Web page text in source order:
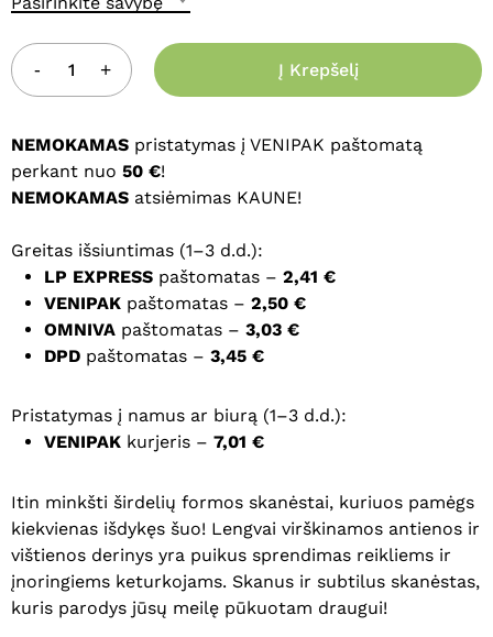
Į Krepšelį
NEMOKAMAS pristatymas į VENIPAK paštomatą
perkant nuo 50 €!
NEMOKAMAS atsiėmimas KAUNE!
Greitas išsiuntimas (1–3 d.d.):
LP EXPRESS paštomatas – 2,41 €
VENIPAK paštomatas – 2,50 €
OMNIVA paštomatas – 3,03 €
DPD paštomatas – 3,45 €
Pristatymas į namus ar biurą (1–3 d.d.):
VENIPAK kurjeris – 7,01 €
Itin minkšti širdelių formos skanėstai, kuriuos pamėgs
kiekvienas išdykęs šuo! Lengvai virškinamos antienos ir
vištienos derinys yra puikus sprendimas reikliems ir
įnoringiems keturkojams. Skanus ir subtilus skanėstas,
kuris parodys jūsų meilę pūkuotam draugui!